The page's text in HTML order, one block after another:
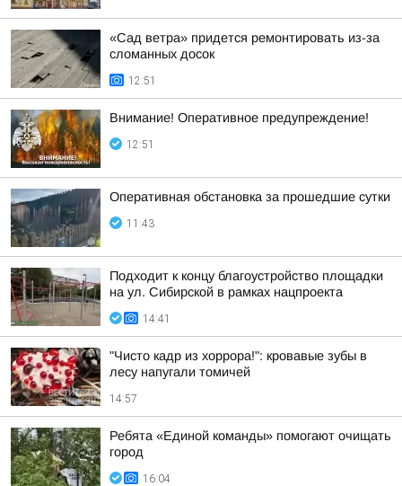
«Сад ветра» придется ремонтировать из-за
сломанных досок
12:51
Внимание! Оперативное предупреждение!
12:51
Оперативная обстановка за прошедшие сутки
11:43
Подходит к концу благоустройство площадки
на ул. Сибирской в рамках нацпроекта
14:41
"Чисто кадр из хоррора!": кровавые зубы в
лесу напугали томичей
14:57
Ребята «Единой команды» помогают очищать
город
16:04